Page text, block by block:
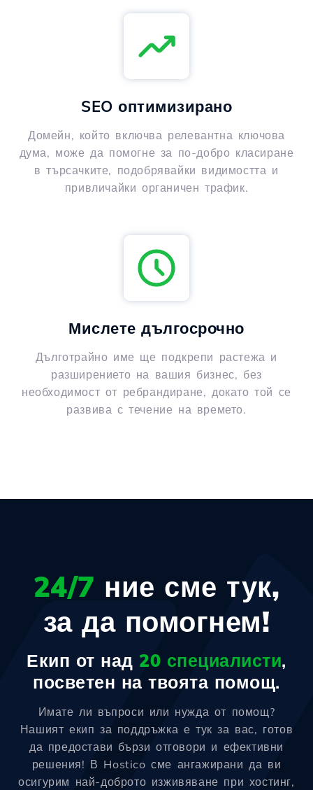
SEO оптимизирано
Домейн, който включва релевантна ключова
дума, може да помогне за по-добро класиране
в търсачките, подобрявайки видимостта и
привличайки органичен трафик.
Мислете дългосрочно
Дълготрайно име ще подкрепи растежа и
разширението на вашия бизнес, без
необходимост от ребрандиране, докато той се
развива с течение на времето.
24/7 ние сме тук,
за да помогнем!
Екип от над 20 специалисти,
посветен на твоята помощ.
Имате ли въпроси или нужда от помощ?
Нашият екип за поддръжка е тук за вас, готов
да предостави бързи отговори и ефективни
решения! В Hostico сме ангажирани да ви
осигурим най-доброто изживяване при хостинг,